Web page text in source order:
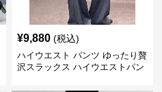
¥9,880 (税込)
ハイウエスト パンツ ゆったり贅
沢スラックス ハイウエストパン